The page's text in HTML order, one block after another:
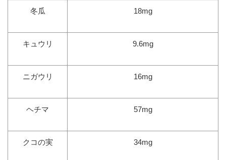
冬瓜 18mg
キュウリ 9.6mg
ニガウリ 16mg
ヘチマ 57mg
クコの実 34mg